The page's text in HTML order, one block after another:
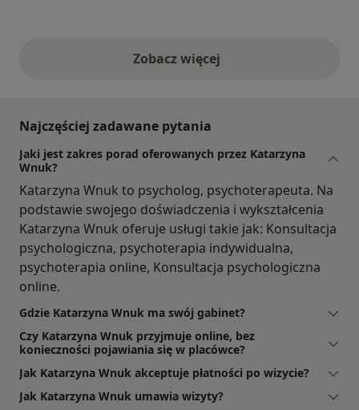
Zobacz więcejopinie powyżej
Najczęściej zadawane pytania
Jaki jest zakres porad oferowanych przez Katarzyna
Wnuk?
Katarzyna Wnuk to psycholog, psychoterapeuta. Na
podstawie swojego doświadczenia i wykształcenia
Katarzyna Wnuk oferuje usługi takie jak: Konsultacja
psychologiczna, psychoterapia indywidualna,
psychoterapia online, Konsultacja psychologiczna
online.
Gdzie Katarzyna Wnuk ma swój gabinet?
Czy Katarzyna Wnuk przyjmuje online, bez
konieczności pojawiania się w placówce?
Jak Katarzyna Wnuk akceptuje płatności po wizycie?
Jak Katarzyna Wnuk umawia wizyty?